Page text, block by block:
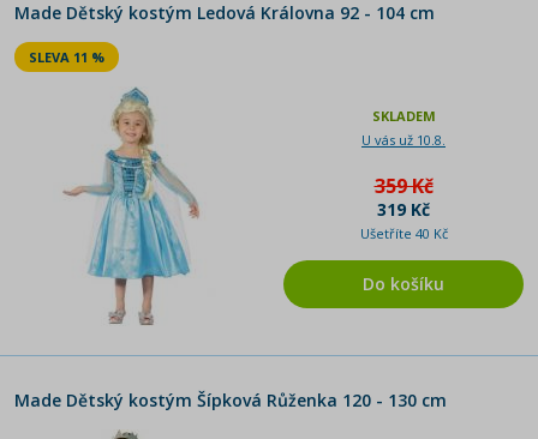
Made Dětský kostým Ledová Královna 92 - 104 cm
SLEVA 11 %
SKLADEM
U vás už 10.8.
359 Kč
319 Kč
Ušetříte 40 Kč
Do košíku
Made Dětský kostým Šípková Růženka 120 - 130 cm